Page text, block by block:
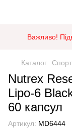
Важливо!
Каталог
Nutrex
Lipo-6
60 капсул
Артикул: MD6444